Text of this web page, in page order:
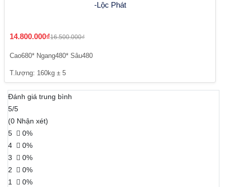
-Lộc Phát
14.800.000₫16.500.000₫
Cao680* Ngang480* Sâu480
T.lượng: 160kg ± 5
Đánh giá trung bình
5/5
(0 Nhận xét)
5
0%
4
0%
3
0%
2
0%
1
0%